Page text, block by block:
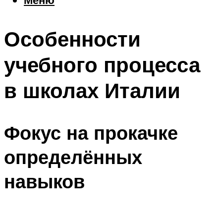
Шоппинг
Что посетить
Меню
Особенности
учебного процесса
в школах Италии
Фокус на прокачке
определённых
навыков